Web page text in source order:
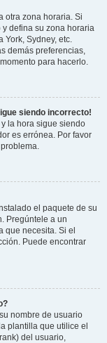
otra zona horaria. Si
defina su zona horaria
York, Sydney, etc.
demás preferencias,
para hacerlo.
siendo incorrecto!
la hora sigue siendo
es errónea. Por favor
el paquete de su
Pregúntele a un
que necesita. Si el
Puede encontrar
nombre de usuario
plantilla que utilice el
del usuario,